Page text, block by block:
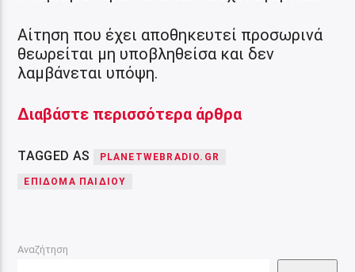
Αίτηση που έχει αποθηκευτεί προσωρινά
θεωρείται μη υποβληθείσα και δεν
λαμβάνεται υπόψη.
Διαβάστε περισσότερα άρθρα
TAGGED AS PLANETWEBRADIO.GR
ΕΠΊΔΟΜΑ ΠΑΙΔΙΟΎ
Αναζήτηση